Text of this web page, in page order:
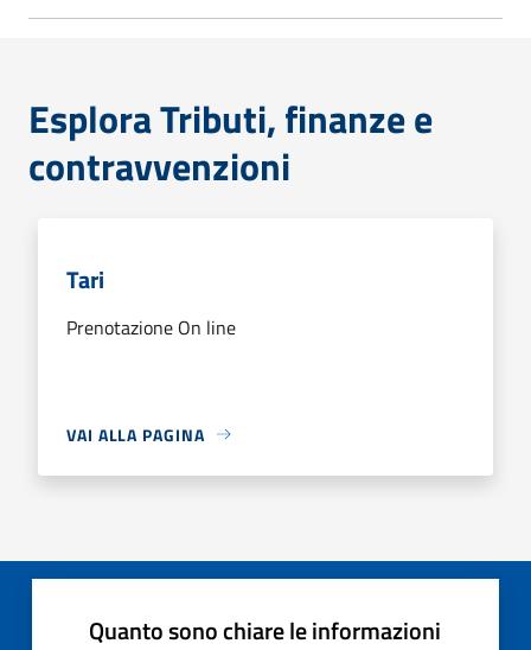
Esplora Tributi, finanze e
contravvenzioni
Tari
Prenotazione On line
VAI ALLA PAGINA
Quanto sono chiare le informazioni